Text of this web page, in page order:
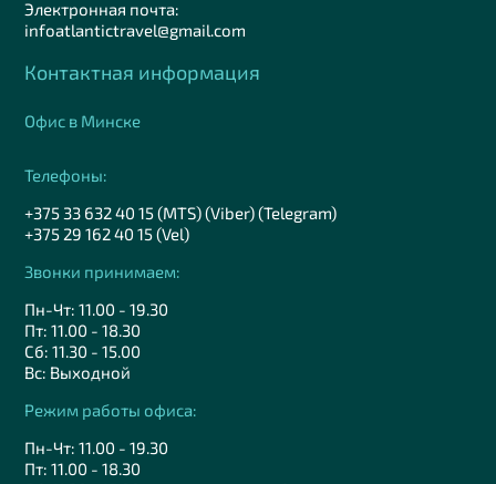
Электронная почта:
infoatlantictravel@gmail.com
Контактная информация
Офис в Минске
Телефоны:
+375 33 632 40 15 (MTS) (Viber) (Telegram)
+375 29 162 40 15 (Vel)
Звонки принимаем:
Пн-Чт: 11.00 - 19.30
Пт: 11.00 - 18.30
Сб: 11.30 - 15.00
Вс: Выходной
Режим работы офиса:
Пн-Чт: 11.00 - 19.30
Пт: 11.00 - 18.30